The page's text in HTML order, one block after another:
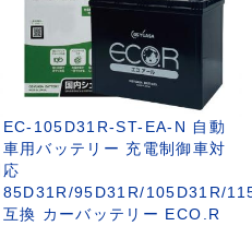
EC-105D31R-ST-EA-N 自動
車用バッテリー 充電制御車対
応
85D31R/95D31R/105D31R/
互換 カーバッテリー ECO.R